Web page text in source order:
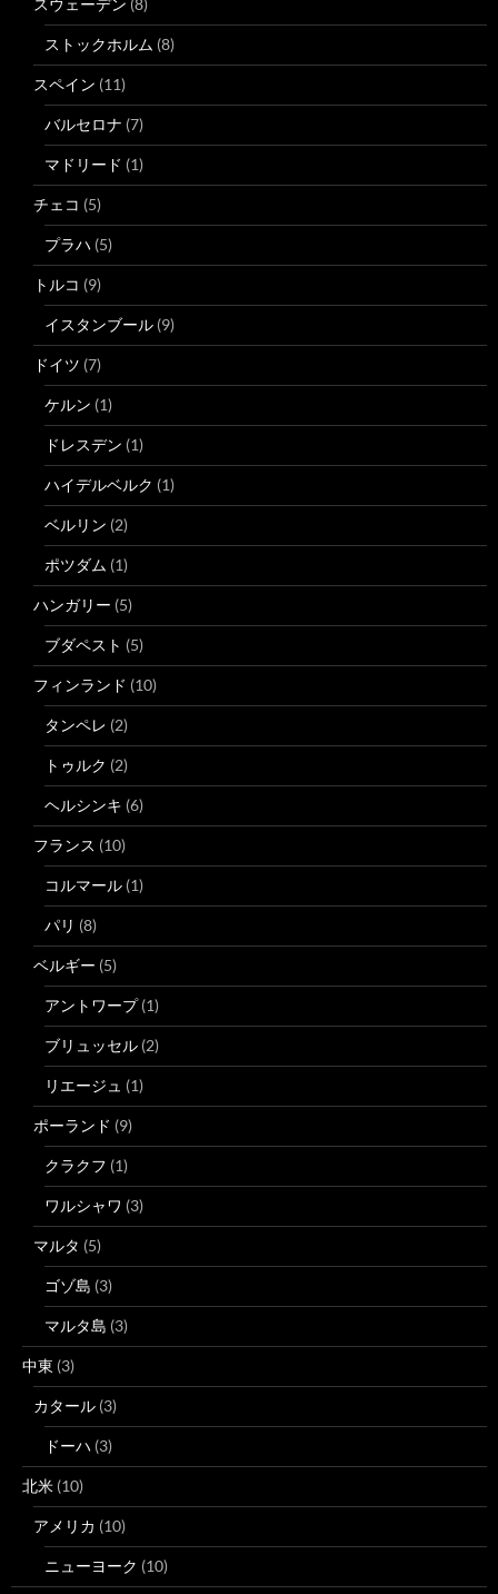
ストックホルム (8)
スペイン (11)
バルセロナ (7)
マドリード (1)
チェコ (5)
プラハ (5)
トルコ (9)
イスタンブール (9)
ドイツ (7)
ケルン (1)
ドレスデン (1)
ハイデルベルク (1)
ベルリン (2)
ポツダム (1)
ハンガリー (5)
ブダペスト (5)
フィンランド (10)
タンペレ (2)
トゥルク (2)
ヘルシンキ (6)
フランス (10)
コルマール (1)
パリ (8)
ベルギー (5)
アントワープ(1)
ブリュッセル (2)
リエージュ (1)
ポーランド (9)
クラクフ (1)
ワルシャワ (3)
マルタ (5)
ゴゾ島 (3)
マルタ島 (3)
中東 (3)
カタール (3)
ドーハ (3)
北米 (10)
アメリカ (10)
ニューヨーク (10)